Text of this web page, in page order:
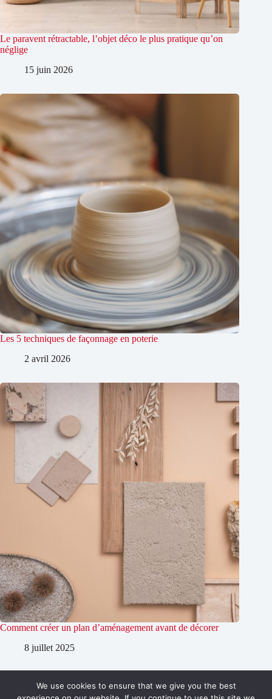
Le paravent rétractable, l’objet déco le plus pratique qu’on
néglige
15 juin 2026
Les 5 techniques de façonnage en poterie
2 avril 2026
Comment créer un plan d’aménagement avant de décorer
8 juillet 2025
Copyright © 2026 Designs et déco
We use cookies to ensure that we give you the best